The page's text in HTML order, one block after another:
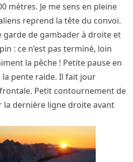
mètres. Je me sens en pleine
reprend la tête du convoi.
garde de gambader à droite et
: ce n’est pas terminé, loin
la pêche ! Petite pause en
pente raide. Il fait jour
Petit contournement de
la dernière ligne droite avant